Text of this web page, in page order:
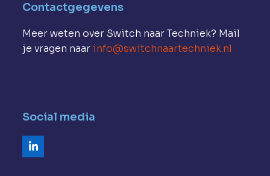
Contactgegevens
Meer weten over Switch naar Techniek? Mail
je vragen naar info@switchnaartechniek.nl
Social media
LinkedIn